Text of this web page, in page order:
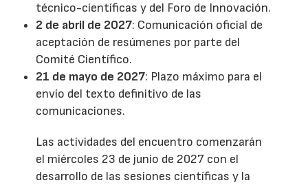
técnico-científicas y del Foro de Innovación.
2 de abril de 2027: Comunicación oficial de
aceptación de resúmenes por parte del
Comité Científico.
21 de mayo de 2027: Plazo máximo para el
envío del texto definitivo de las
comunicaciones.
Las actividades del encuentro comenzarán
el miércoles 23 de junio de 2027 con el
desarrollo de las sesiones científicas y la